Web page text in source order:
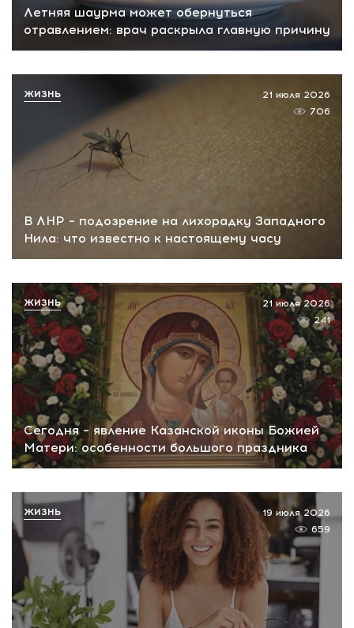
Летняя шаурма может обернуться
отравлением: врач раскрыла главную причину
В ЛНР – подозрение на лихорадку Западного
Нила: что известно к настоящему часу
21 июля 2026
706
ЖИЗНЬ
Сегодня – явление Казанской иконы Божией
Матери: особенности большого праздника
21 июля 2026
241
ЖИЗНЬ
19 июля 2026
659
ЖИЗНЬ